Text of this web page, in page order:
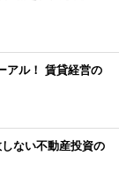
アル！ 賃貸経営の
ない不動産投資の